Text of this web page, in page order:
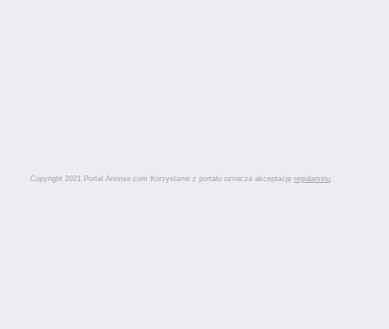
Copyright 2021 Portal Anonse.com Korzystanie z portalu oznacza akceptację regulaminu.